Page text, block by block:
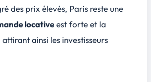
des prix élevés, Paris reste une
locativeest forte et la
ainsi les investisseurs